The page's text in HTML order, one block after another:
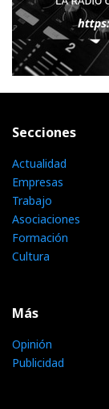
Secciones
Actualidad
Empresas
Trabajo
Asociaciones
Formación
Cultura
Más
Opinión
Publicidad